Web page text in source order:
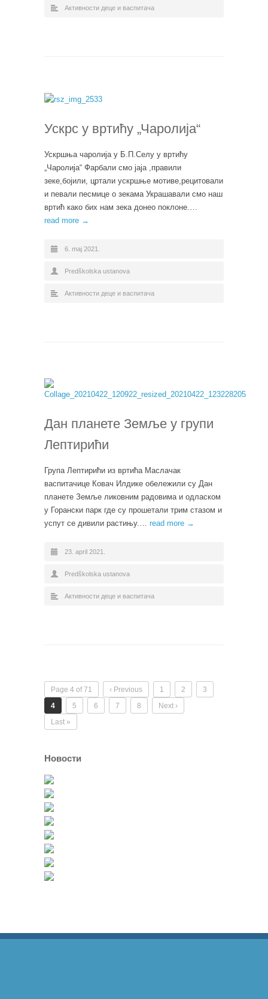
Активности деце и васпитача
Ускрс у вртићу „Чаролија“
Ускршња чаролија у Б.П.Селу у вртићу
„Чаролија“ Фарбали смо јаја ,правили
зеке,бојили, цртали ускршње мотиве,рецитовали
и певали песмице о зекама Украшавали смо наш
вртић како бих нам зека донео поклоне.…
read more →
6. maj 2021.
Predškolska ustanova
Активности деце и васпитача
Дан планете Земље у групи
Лептирићи
Група Лептирићи из вртића Маслачак
васпитачице Ковач Илдике обележили су Дан
планете Земље ликовним радовима и одласком
у Горански парк где су прошетали трим стазом и
успут се дивили растињу.… read more →
23. april 2021.
Predškolska ustanova
Активности деце и васпитача
Page 4 of 71 ‹ Previous 1 2
3
4
5 6 7 8
Next ›
Last »
Новости